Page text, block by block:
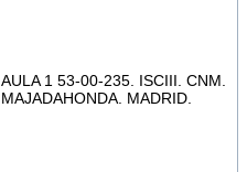
AULA 1 53-00-235. ISCIII. CNM.
MAJADAHONDA. MADRID.